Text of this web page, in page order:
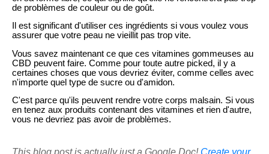
de problèmes de couleur ou de goût.
Il est significant d'utiliser ces ingrédients si vous voulez vous
assurer que votre peau ne vieillit pas trop vite.
Vous savez maintenant ce que ces vitamines gommeuses au
CBD peuvent faire. Comme pour toute autre picked, il y a
certaines choses que vous devriez éviter, comme celles avec
n'importe quel type de sucre ou d'amidon.
C'est parce qu'ils peuvent rendre votre corps malsain. Si vous
en tenez aux produits contenant des vitamines et rien d'autre,
vous ne devriez pas avoir de problèmes.